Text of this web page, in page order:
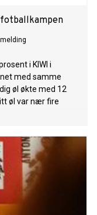
i KIWI i
med samme
øl økte med 12
øl var nær fire